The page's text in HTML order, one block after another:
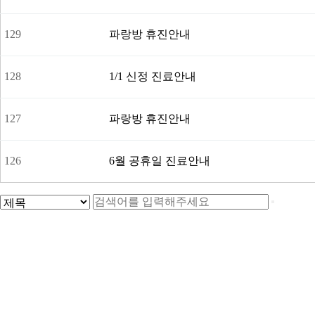
129 파랑방 휴진안내
128 1/1 신정 진료안내
127 파랑방 휴진안내
126 6월 공휴일 진료안내